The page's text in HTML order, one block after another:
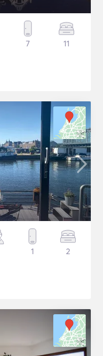
7 11
1 2